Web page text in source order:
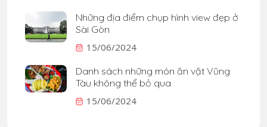
Những địa điểm chụp hình view đẹp ở
Sài Gòn
15/06/2024
Danh sách những món ăn vặt Vũng
Tàu không thể bỏ qua
15/06/2024